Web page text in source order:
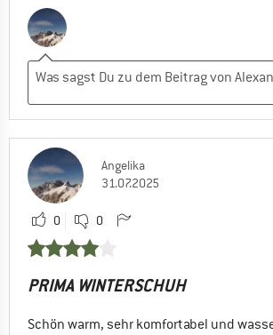
Angelika
31.07.2025
0 0
PRIMA WINTERSCHUH
Schön warm, sehr komfortabel und